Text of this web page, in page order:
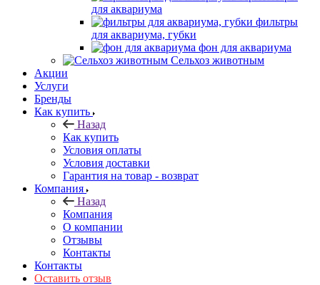
для аквариума
фильтры
для аквариума, губки
фон для аквариума
Сельхоз животным
Акции
Услуги
Бренды
Как купить
Назад
Как купить
Условия оплаты
Условия доставки
Гарантия на товар - возврат
Компания
Назад
Компания
О компании
Отзывы
Контакты
Контакты
Оставить отзыв